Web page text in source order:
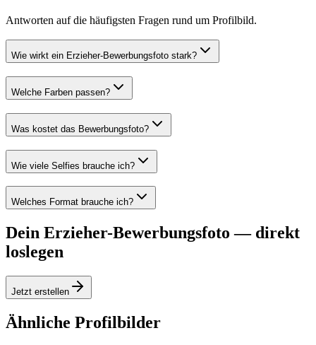
Antworten auf die häufigsten Fragen rund um Profilbild.
Wie wirkt ein Erzieher-Bewerbungsfoto stark?
Welche Farben passen?
Was kostet das Bewerbungsfoto?
Wie viele Selfies brauche ich?
Welches Format brauche ich?
Dein Erzieher-Bewerbungsfoto — direkt
loslegen
Jetzt erstellen
Ähnliche Profilbilder